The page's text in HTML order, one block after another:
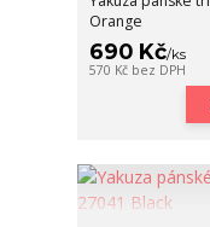
Orange
690 Kč/ks
570 Kč bez DPH